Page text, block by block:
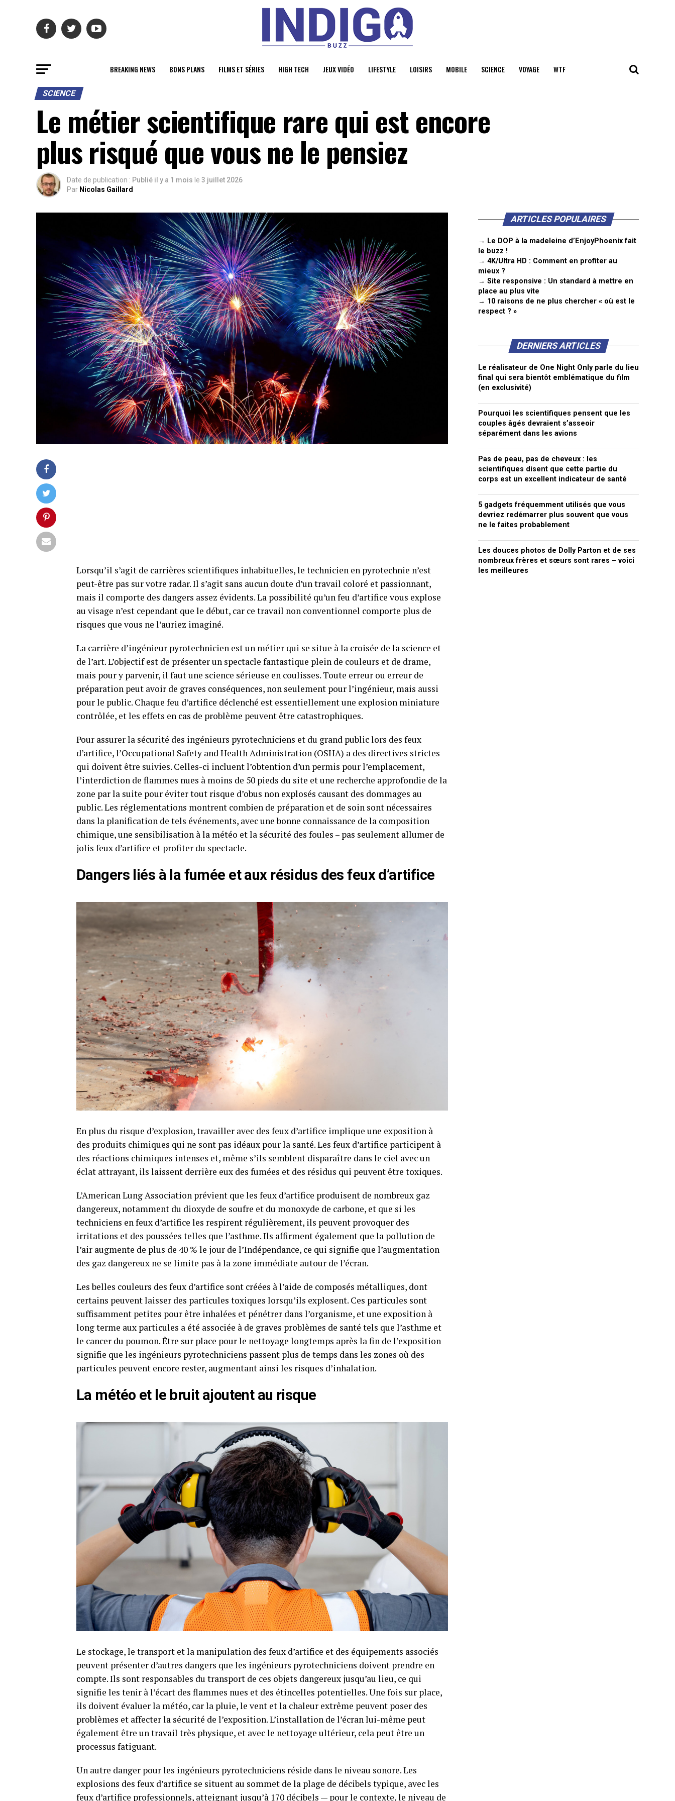
BREAKING NEWS BONS PLANS FILMS ET SÉRIES HIGH TECH JEUX VIDÉO LIFESTYLE LOISIRS MOBILE SCIENCE VOYAGE WTF
SCIENCE
Le métier scientifique rare qui est encore
plus risqué que vous ne le pensiez
Date de publication : Publié il y a 1 mois le 3 juillet 2026
Par Nicolas Gaillard
Lorsqu’il s’agit de carrières scientifiques inhabituelles, le technicien en pyrotechnie n’est
peut-être pas sur votre radar. Il s’agit sans aucun doute d’un travail coloré et passionnant,
mais il comporte des dangers assez évidents. La possibilité qu’un feu d’artifice vous explose
au visage n’est cependant que le début, car ce travail non conventionnel comporte plus de
risques que vous ne l’auriez imaginé.
La carrière d’ingénieur pyrotechnicien est un métier qui se situe à la croisée de la science et
de l’art. L’objectif est de présenter un spectacle fantastique plein de couleurs et de drame,
mais pour y parvenir, il faut une science sérieuse en coulisses. Toute erreur ou erreur de
préparation peut avoir de graves conséquences, non seulement pour l’ingénieur, mais aussi
pour le public. Chaque feu d’artifice déclenché est essentiellement une explosion miniature
contrôlée, et les effets en cas de problème peuvent être catastrophiques.
Pour assurer la sécurité des ingénieurs pyrotechniciens et du grand public lors des feux
d’artifice, l’Occupational Safety and Health Administration (OSHA) a des directives strictes
qui doivent être suivies. Celles-ci incluent l’obtention d’un permis pour l’emplacement,
l’interdiction de flammes nues à moins de 50 pieds du site et une recherche approfondie de la
zone par la suite pour éviter tout risque d’obus non explosés causant des dommages au
public. Les réglementations montrent combien de préparation et de soin sont nécessaires
dans la planification de tels événements, avec une bonne connaissance de la composition
chimique, une sensibilisation à la météo et la sécurité des foules – pas seulement allumer de
jolis feux d’artifice et profiter du spectacle.
Dangers liés à la fumée et aux résidus des feux d’artifice
En plus du risque d’explosion, travailler avec des feux d’artifice implique une exposition à
des produits chimiques qui ne sont pas idéaux pour la santé. Les feux d’artifice participent à
des réactions chimiques intenses et, même s’ils semblent disparaître dans le ciel avec un
éclat attrayant, ils laissent derrière eux des fumées et des résidus qui peuvent être toxiques.
L’American Lung Association prévient que les feux d’artifice produisent de nombreux gaz
dangereux, notamment du dioxyde de soufre et du monoxyde de carbone, et que si les
techniciens en feux d’artifice les respirent régulièrement, ils peuvent provoquer des
irritations et des poussées telles que l’asthme. Ils affirment également que la pollution de
l’air augmente de plus de 40 % le jour de l’Indépendance, ce qui signifie que l’augmentation
des gaz dangereux ne se limite pas à la zone immédiate autour de l’écran.
Les belles couleurs des feux d’artifice sont créées à l’aide de composés métalliques, dont
certains peuvent laisser des particules toxiques lorsqu’ils explosent. Ces particules sont
suffisamment petites pour être inhalées et pénétrer dans l’organisme, et une exposition à
long terme aux particules a été associée à de graves problèmes de santé tels que l’asthme et
le cancer du poumon. Être sur place pour le nettoyage longtemps après la fin de l’exposition
signifie que les ingénieurs pyrotechniciens passent plus de temps dans les zones où des
particules peuvent encore rester, augmentant ainsi les risques d’inhalation.
La météo et le bruit ajoutent au risque
Le stockage, le transport et la manipulation des feux d’artifice et des équipements associés
peuvent présenter d’autres dangers que les ingénieurs pyrotechniciens doivent prendre en
compte. Ils sont responsables du transport de ces objets dangereux jusqu’au lieu, ce qui
signifie les tenir à l’écart des flammes nues et des étincelles potentielles. Une fois sur place,
ils doivent évaluer la météo, car la pluie, le vent et la chaleur extrême peuvent poser des
problèmes et affecter la sécurité de l’exposition. L’installation de l’écran lui-même peut
également être un travail très physique, et avec le nettoyage ultérieur, cela peut être un
processus fatiguant.
Un autre danger pour les ingénieurs pyrotechniciens réside dans le niveau sonore. Les
explosions des feux d’artifice se situent au sommet de la plage de décibels typique, avec les
feux d’artifice professionnels, atteignant jusqu’à 170 décibels — pour le contexte, le niveau de
ARTICLES POPULAIRES
→ Le DOP à la madeleine d’EnjoyPhoenix fait
le buzz !
→ 4K/Ultra HD : Comment en profiter au
mieux ?
→ Site responsive : Un standard à mettre en
place au plus vite
→ 10 raisons de ne plus chercher « où est le
respect ? »
DERNIERS ARTICLES
Le réalisateur de One Night Only parle du lieu
final qui sera bientôt emblématique du film
(en exclusivité)
Pourquoi les scientifiques pensent que les
couples âgés devraient s’asseoir
séparément dans les avions
Pas de peau, pas de cheveux : les
scientifiques disent que cette partie du
corps est un excellent indicateur de santé
5 gadgets fréquemment utilisés que vous
devriez redémarrer plus souvent que vous
ne le faites probablement
Les douces photos de Dolly Parton et de ses
nombreux frères et sœurs sont rares – voici
les meilleures